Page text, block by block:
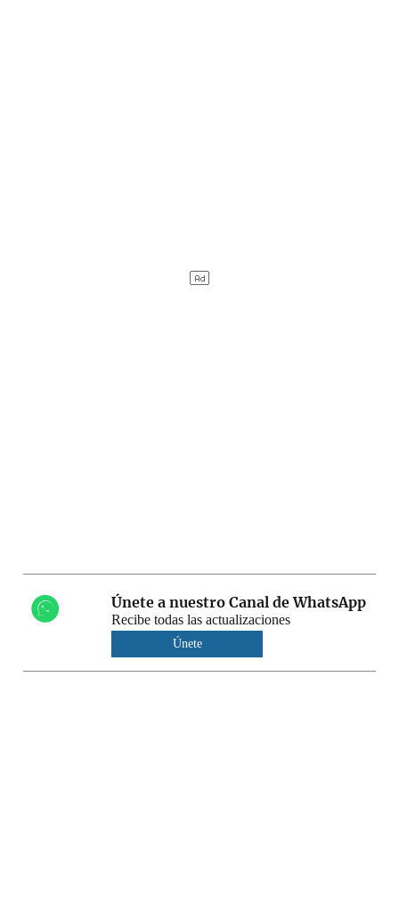
Únete a nuestro Canal de WhatsApp
Recibe todas las actualizaciones
Únete